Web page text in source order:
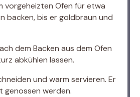
vorgeheizten Ofen für etwa
backen, bis er goldbraun und
dem Backen aus dem Ofen
abkühlen lassen.
und warm servieren. Er
genossen werden.